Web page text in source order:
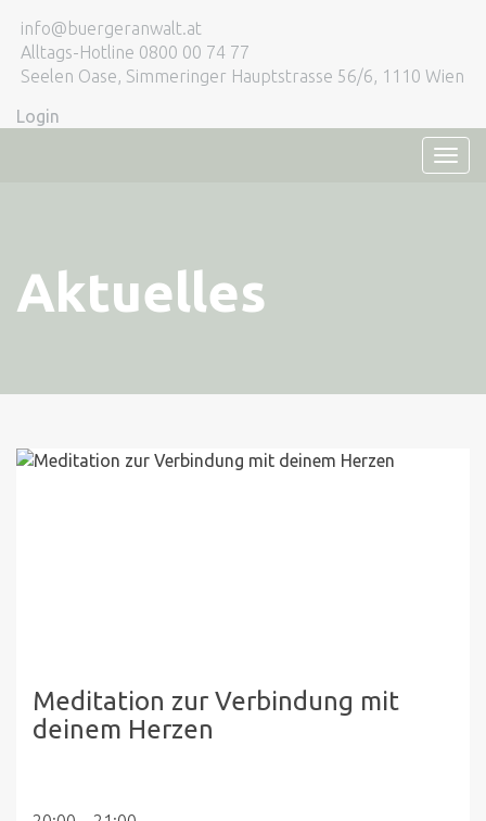
info@buergeranwalt.at
Alltags-Hotline 0800 00 74 77
Seelen Oase, Simmeringer Hauptstrasse 56/6, 1110 Wien
Login
Aktuelles
Meditation zur Verbindung mit
deinem Herzen